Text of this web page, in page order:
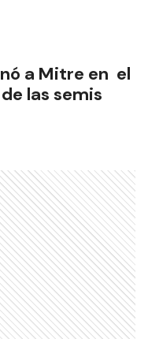
a Mitre en el
las semis